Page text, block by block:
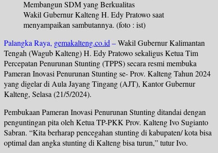
Wakil Gubernur Kalteng H. Edy Pratowo saat
menyampaikan sambutannya. (foto : ist)
Palangka Raya, gemakalteng.co.id–Wakil Gubernur Kalimantan
Tengah (Wagub Kalteng) H. Edy Pratowo sekaligus Ketua Tim
Percepatan Penurunan Stunting (TPPS) secara resmi membuka
Pameran Inovasi Penurunan Stunting se- Prov. Kalteng Tahun 2024
yang digelar di Aula Jayang Tingang (AJT), Kantor Gubernur
Kalteng, Selasa (21/5/2024).
Pembukaan Pameran Inovasi Penurunan Stunting ditandai dengan
penguntingan pita oleh Ketua TP-PKK Prov. Kalteng Ivo Sugianto
Sabran. “Kita berharap pencegahan stunting di kabupaten/ kota bisa
optimal dan angka stunting di Kalteng bisa turun,” tutur Ivo.